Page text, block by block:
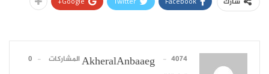
AkheralAnbaaeg 4074 المشاركات
0